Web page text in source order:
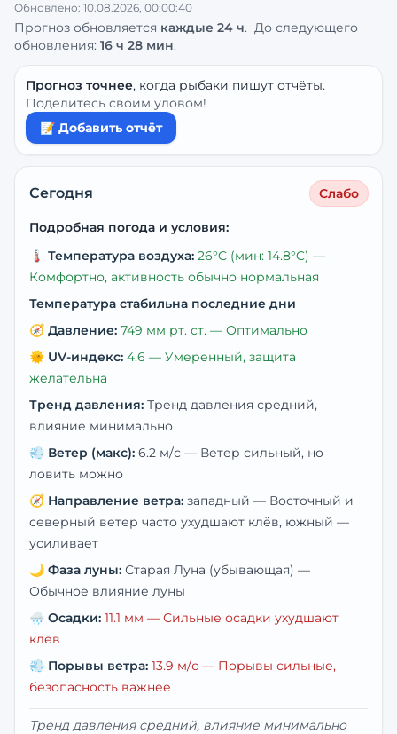
Обновлено: 10.08.2026, 00:00:40
Прогноз обновляется каждые 24 ч. До следующего
обновления: 16 ч 28 мин.
Прогноз точнее, когда рыбаки пишут отчёты.
Поделитесь своим уловом!
📝 Добавить отчёт
Сегодня Слабо
Подробная погода и условия:
🌡️ Температура воздуха: 26°C (мин: 14.8°C) —
Комфортно, активность обычно нормальная
Температура стабильна последние дни
🧭 Давление: 749 мм рт. ст. — Оптимально
🌞 UV-индекс: 4.6 — Умеренный, защита
желательна
Тренд давления: Тренд давления средний,
влияние минимально
💨 Ветер (макс): 6.2 м/с — Ветер сильный, но
ловить можно
🧭 Направление ветра: западный — Восточный и
северный ветер часто ухудшают клёв, южный —
усиливает
🌙 Фаза луны: Старая Луна (убывающая) —
Обычное влияние луны
🌧️ Осадки: 11.1 мм — Сильные осадки ухудшают
клёв
💨 Порывы ветра: 13.9 м/с — Порывы сильные,
безопасность важнее
Тренд давления средний, влияние минимально